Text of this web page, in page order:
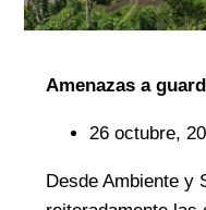
Amenazas a
26 octubre,
Desde Ambiente y